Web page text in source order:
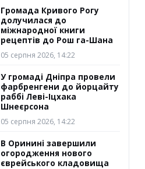
Громада Кривого Рогу
долучилася до
міжнародної книги
рецептів до Рош га-Шана
05 серпня 2026, 14:22
У громаді Дніпра провели
фарбренгени до йорцайту
раббі Леві-Іцхака
Шнеєрсона
05 серпня 2026, 14:22
В Оринині завершили
огородження нового
єврейського кладовища